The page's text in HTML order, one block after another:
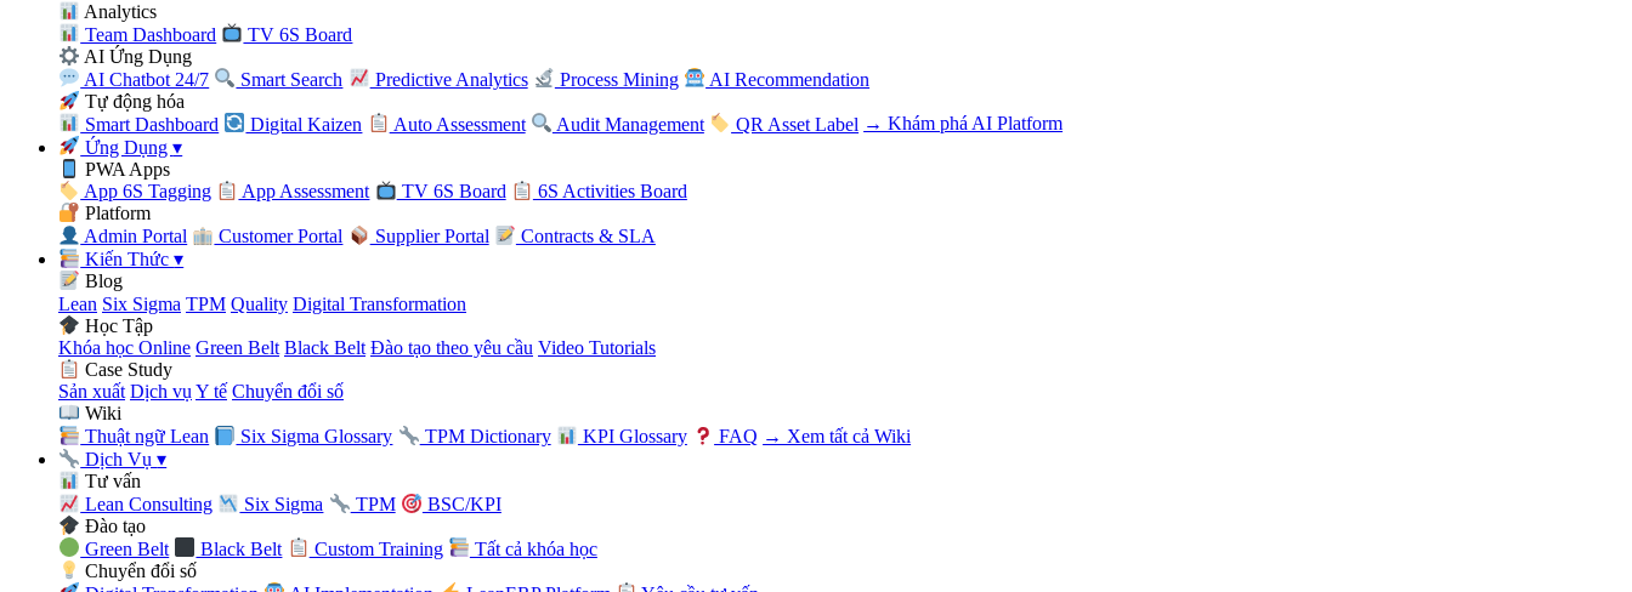
Analytics
Team Dashboard
TV 6S Board
AI Ứng Dụng
AI Chatbot 24/7
Smart Search Predictive Analytics Process Mining
AI Recommendation
Tự động hóa
Smart Dashboard
Digital Kaizen Auto Assessment Audit Management QR Asset Label → Khám phá AI Platform
Ứng Dụng▾
PWA Apps
App 6S Tagging
App Assessment TV 6S Board
6S Activities Board
Platform
Admin Portal
Customer Portal Supplier Portal
Contracts & SLA
Kiến Thức▾
Blog
Lean Six Sigma TPM Quality Digital Transformation
Học Tập
Khóa học Online Green Belt Black Belt Đào tạo theo yêu cầu Video Tutorials
Case Study
Sản xuất Dịch vụ Y tế Chuyển đổi số
Wiki
Thuật ngữ Lean
Six Sigma Glossary TPM Dictionary KPI Glossary FAQ → Xem tất cả Wiki
Dịch Vụ▾
Tư vấn
Lean Consulting
Six Sigma TPM
BSC/KPI
Đào tạo
Green Belt
Black Belt Custom Training
Tất cả khóa học
Chuyển đổi số